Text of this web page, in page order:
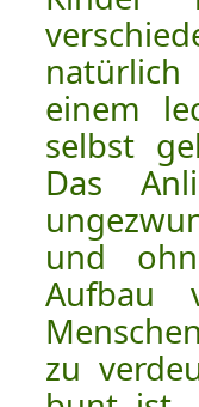
einem
selbst
Das
und
Aufbau
zu